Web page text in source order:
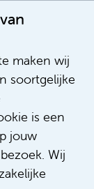
maken wij
soortgelijke
is een
jouw
Wij